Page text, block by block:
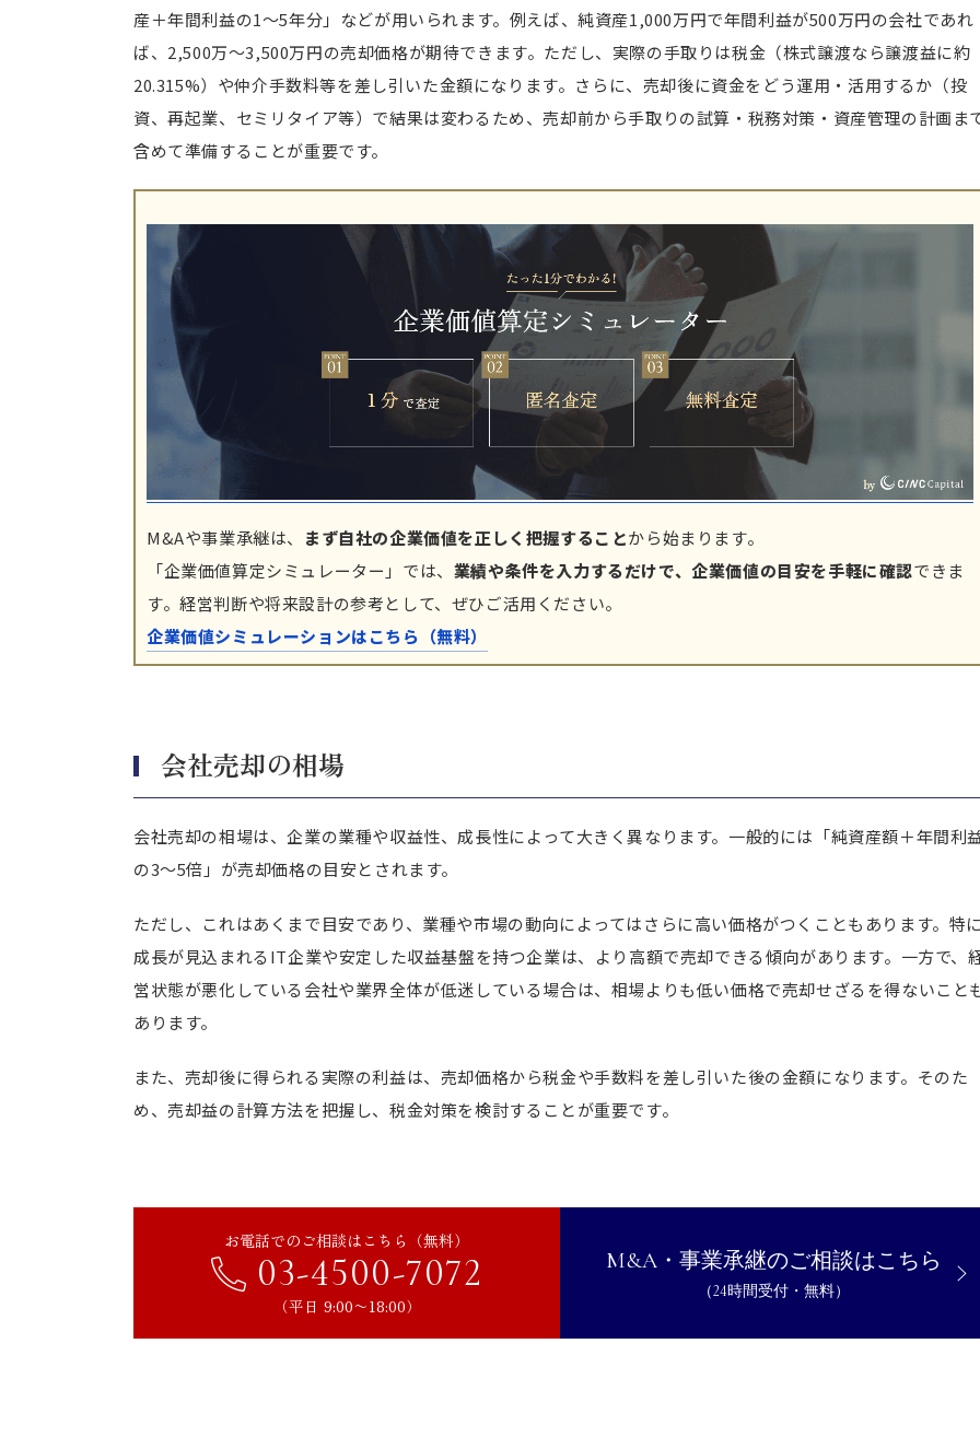
産＋年間利益の1〜5年分」などが用いられます。 例えば、純資産1,000万円で年間利益が500万円の会社であれ
ば、2,500万～3,500万円の売却価格が期待できます。 ただし、実際の手取りは税金（株式譲渡なら譲渡益に約
20.315%）や仲介手数料等を差し引いた金額になります。さらに、売却後に資金をどう運用・活用するか（投
資、再起業、セミリタイア等）で結果は変わるため、売却前から手取りの試算・税務対策・資産管理の計画ま
含めて準備することが重要です。
M&Aや事業承継は、 まず自社の企業価値を正しく把握することから始まります。
「企業価値算定シミュレーター」では、 業績や条件を入力するだけで、企業価値の目安を手軽に確認できま
す。経営判断や将来設計の参考として、ぜひご活用ください。
企業価値シミュレーションはこちら（無料）
会社売却の相場
会社売却の相場は、企業の業種や収益性、成長性によって大きく異なります。一般的には「純資産額＋年間利
の3～5倍」が売却価格の目安とされます。
ただし、これはあくまで目安であり、業種や市場の動向によってはさらに高い価格がつくこともあります。特
成長が見込まれるIT企業や安定した収益基盤を持つ企業は、より高額で売却できる傾向があります。一方で、
営状態が悪化している会社や業界全体が低迷している場合は、相場よりも低い価格で売却せざるを得ないこと
あります。
また、売却後に得られる実際の利益は、売却価格から税金や手数料を差し引いた後の金額になります。そのた
め、売却益の計算方法を把握し、税金対策を検討することが重要です。
お電話でのご相談はこちら（無料）
03-4500-7072
（平日 9:00〜18:00）
M&A・事業承継のご相談はこちら
（24時間受付・無料）